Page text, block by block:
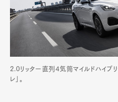
2.0リッター直列4気筒マイルドハイブ
レ」。